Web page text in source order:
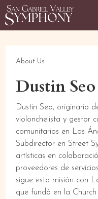
About Us
Dustin Seo
Dustin Seo, originario
violonchelista y gestor
comunitarios en Los
Subdirector en Street
artísticas en
proveedores de
sigue esta misión con
que fundó en la